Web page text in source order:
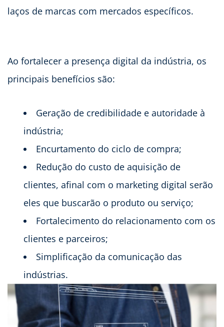
laços de marcas com mercados específicos.
Ao fortalecer a presença digital da indústria, os
principais benefícios são:
Geração de credibilidade e autoridade à
indústria;
Encurtamento do ciclo de compra;
Redução do custo de aquisição de
clientes, afinal com o marketing digital serão
eles que buscarão o produto ou serviço;
Fortalecimento do relacionamento com os
clientes e parceiros;
Simplificação da comunicação das
indústrias.